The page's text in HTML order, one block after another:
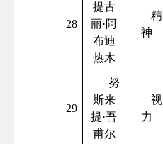
28
提古
丽·阿
布迪
热木
精
神
29
努
斯来
提·吾
甫尔
视
力